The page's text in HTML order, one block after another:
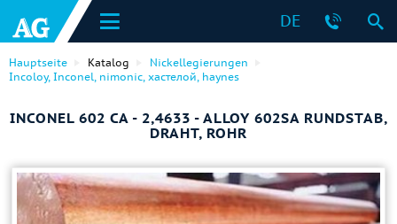
DE
Hauptseite Katalog
Nickellegierungen
Incoloy, Inconel, nimonic, хастелой, haynes
INCONEL 602 CA - 2,4633 - ALLOY 602SA RUNDSTAB,
DRAHT, ROHR